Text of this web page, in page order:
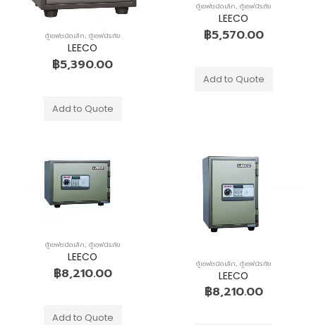
ตู้เซฟชนิดเล็ก, ตู้เซฟนิรภัย
LEECO
฿5,390.00
Add to Quote
ตู้เซฟชนิดเล็ก, ตู้เซฟนิรภัย
LEECO
฿5,570.00
Add to Quote
ตู้เซฟชนิดเล็ก, ตู้เซฟนิรภัย
LEECO
฿8,210.00
Add to Quote
ตู้เซฟชนิดเล็ก, ตู้เซฟนิรภัย
LEECO
฿8,210.00